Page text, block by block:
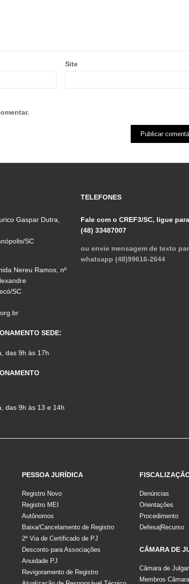
Site
Gaspar Dutra,
SC
Nereu Ramos, nº
SC
SEDE:
das 9h às 17h
das 9h às 13 e 14h
TELEFONES
Fale com o CREF3/SC, ligue para
(48) 33487007
ou envie mensagem de texto
whatsapp (48)99616-2644
PESSOA JURÍDICA
Registro Novo
Registro MEI
Autônomos
Baixa/Cancelamento de Registro
2ª Via de Certificado de PJ
Desconto para Associações
Anuidade PJ
Revigoramento de Registro
Denúncias
Orientações
Procedimento
Defesa|Recurso
CÂMARA DE
Câmara de
Membros